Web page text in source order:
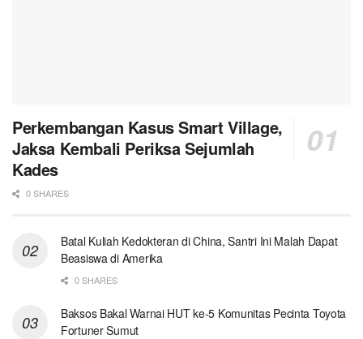
Perkembangan Kasus Smart Village,
Jaksa Kembali Periksa Sejumlah
Kades
0 SHARES
Batal Kuliah Kedokteran di China, Santri Ini Malah Dapat
Beasiswa di Amerika
0 SHARES
Baksos Bakal Warnai HUT ke-5 Komunitas Pecinta Toyota
Fortuner Sumut